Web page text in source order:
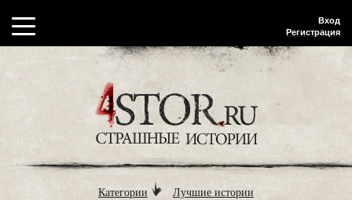
Вход
Регистрация
Категории Лучшие истории